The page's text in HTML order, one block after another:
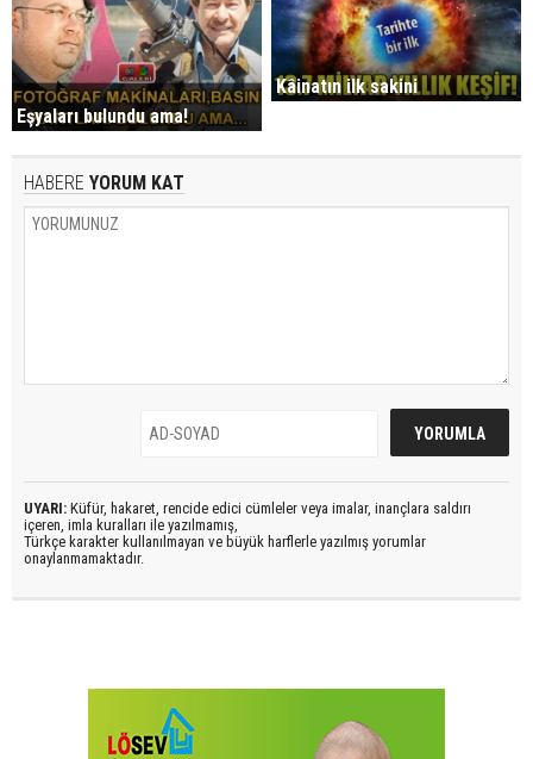
Eşyaları bulundu ama!
Kâinatın ilk sakini
HABERE YORUM KAT
UYARI: Küfür, hakaret, rencide edici cümleler veya imalar, inançlara saldırı
içeren, imla kuralları ile yazılmamış,
Türkçe karakter kullanılmayan ve büyük harflerle yazılmış yorumlar
onaylanmamaktadır.